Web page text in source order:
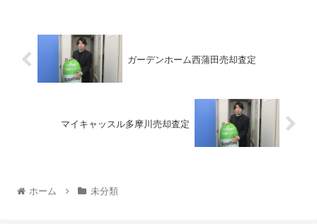
ガーデンホーム西蒲田売却査定
マイキャッスル多摩川売却査定
ホーム 未分類